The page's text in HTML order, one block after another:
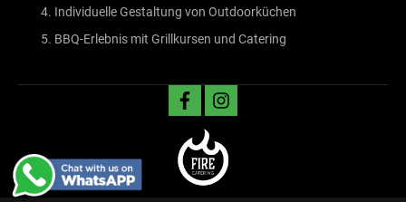
Individuelle Gestaltung von Outdoorküchen
BBQ-Erlebnis mit Grillkursen und Catering
facebookinstagram